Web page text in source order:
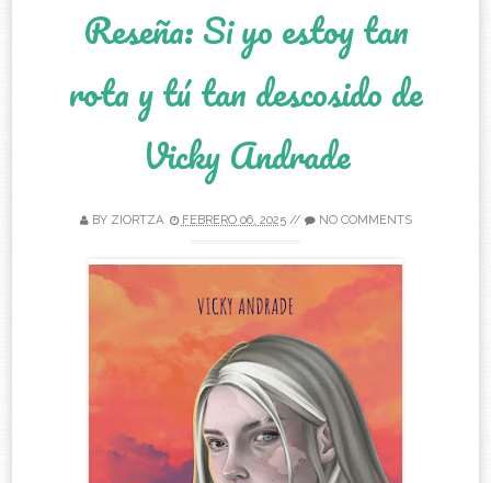
Reseña: Si yo estoy tan
rota y tú tan descosido de
Vicky Andrade
BY ZIORTZA FEBRERO 06, 2025// NO COMMENTS